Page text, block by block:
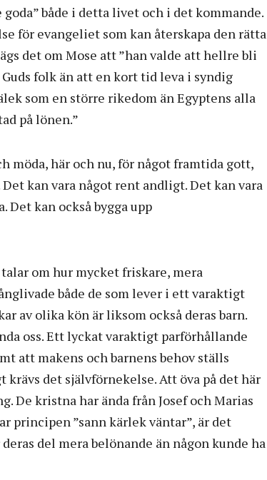
både i detta livet och i det kommande.
för evangeliet som kan återskapa den rätta
det om Mose att ”han valde att hellre bli
folk än att en kort tid leva i syndig
som en större rikedom än Egyptens alla
på lönen.”
möda, här och nu, för något framtida gott,
kan vara något rent andligt. Det kan vara
Det kan också bygga upp
om hur mycket friskare, mera
både de som lever i ett varaktigt
av olika kön är liksom också deras barn.
oss. Ett lyckat varaktigt parförhållande
att makens och barnens behov ställs
krävs det självförnekelse. Att öva på det här
De kristna har ända från Josef och Marias
principen ”sann kärlek väntar”, är det
del mera belönande än någon kunde ha